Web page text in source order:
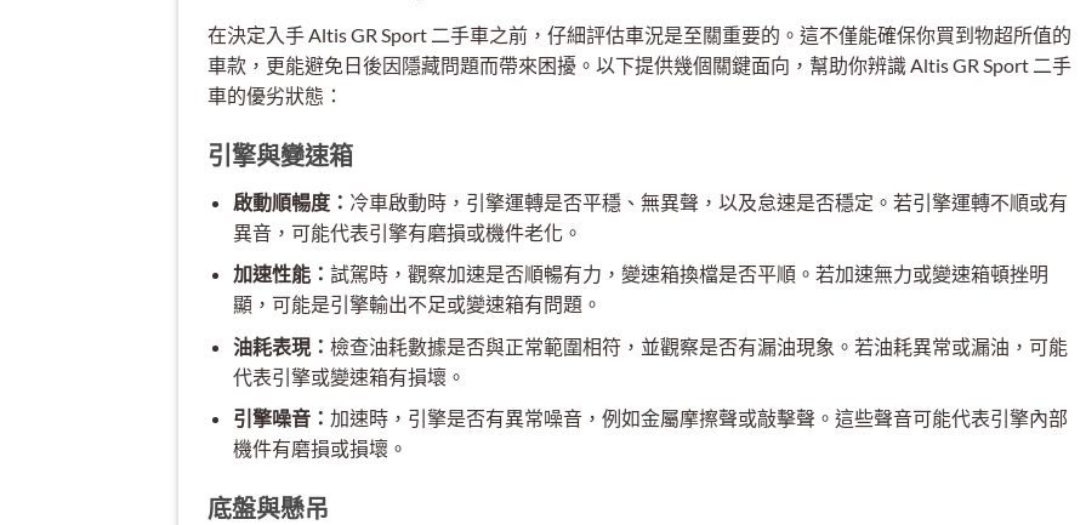
在決定入手 Altis GR Sport 二手車之前，仔細評估車況是至關重要的。這不僅能確保你買到物超所值的
車款，更能避免日後因隱藏問題而帶來困擾。以下提供幾個關鍵面向，幫助你辨識 Altis GR Sport 二手
車的優劣狀態：
引擎與變速箱
啟動順暢度： 冷車啟動時，引擎運轉是否平穩、無異聲，以及怠速是否穩定。若引擎運轉不順或有
異音，可能代表引擎有磨損或機件老化。
加速性能： 試駕時，觀察加速是否順暢有力，變速箱換檔是否平順。若加速無力或變速箱頓挫明
顯，可能是引擎輸出不足或變速箱有問題。
油耗表現： 檢查油耗數據是否與正常範圍相符，並觀察是否有漏油現象。若油耗異常或漏油，可能
代表引擎或變速箱有損壞。
引擎噪音： 加速時，引擎是否有異常噪音，例如金屬摩擦聲或敲擊聲。這些聲音可能代表引擎內部
機件有磨損或損壞。
底盤與懸吊